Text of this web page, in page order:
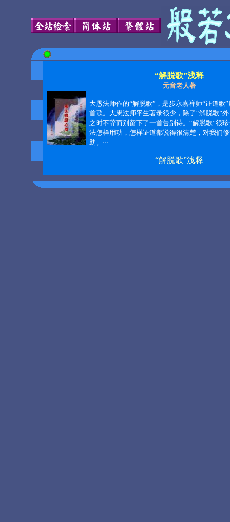
“解脱歌”浅释
元音老人著
大愚法师作的“解脱歌”，是步永嘉禅师“证道歌
首歌。大愚法师平生著录很少，除了“解脱歌”
之时不辞而别留下了一首告别诗。“解脱歌”很
法怎样用功，怎样证道都说得很清楚，对我们
助。···
“解脱歌”浅释